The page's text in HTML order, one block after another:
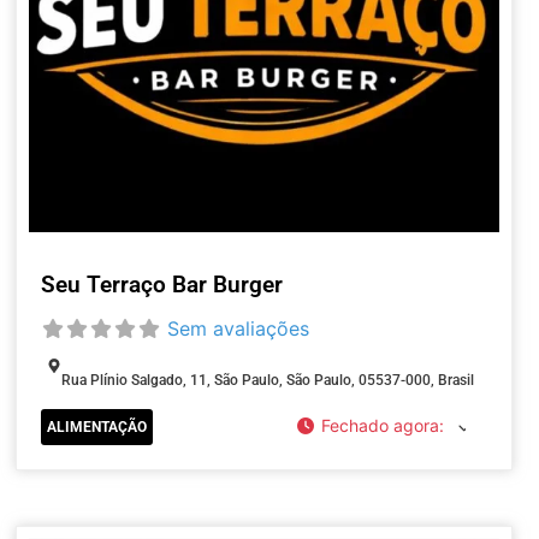
Seu Terraço Bar Burger
Sem avaliações
Rua Plínio Salgado, 11, São Paulo, São Paulo, 05537-000, Brasil
ALIMENTAÇÃO Fechado agora: